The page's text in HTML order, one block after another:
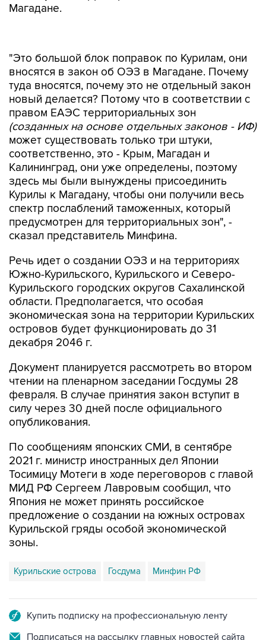
Магадане.
туда вносятся, почему это не отдельный закон
новый делается? Потому что в соответствии с
правом ЕАЭС территориальных зон
(созданных на основе отдельных законов - ИФ)
может существовать только три штуки,
соответственно, это - Крым, Магадан и
Калининград, они уже определены, поэтому
здесь мы были вынуждены присоединить
Курилы к Магадану, чтобы они получили весь
спектр послаблений таможенных, который
предусмотрен для территориальных зон", -
сказал представитель Минфина.
Речь идет о создании ОЭЗ и на территориях
Курильского городских округов Сахалинской
области. Предполагается, что особая
экономическая зона на территории Курильских
островов будет функционировать до 31
декабря 2046 г.
Документ планируется рассмотреть во втором
февраля. В случае принятия закон вступит в
силу через 30 дней после официального
опубликования.
По сообщениям японских СМИ, в сентябре
Тосимицу Мотеги в ходе переговоров с главой
МИД РФ Сергеем Лавровым сообщил, что
Япония не может принять российское
предложение о создании на южных островах
Курильской гряды особой экономической
зоны.
Курильские острова
Подписаться на рассылку главных новостей сайта
Получать оперативные новости в официальном